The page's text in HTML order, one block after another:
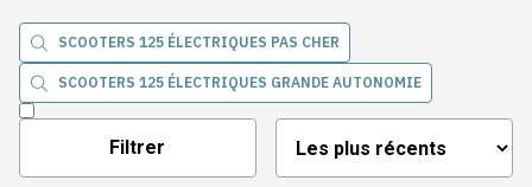
SCOOTERS 125 ÉLECTRIQUES PAS CHER
SCOOTERS 125 ÉLECTRIQUES GRANDE AUTONOMIE
Filtrer